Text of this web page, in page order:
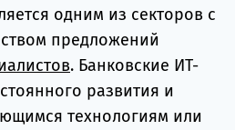
одним из секторов с
предложений
. Банковские ИТ-
развития и
технологиям или